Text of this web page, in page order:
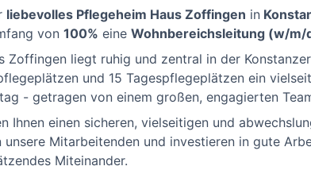
liebevolles Pflegeheim Haus Zoffingen in
von 100% eine Wohnbereichsleitung (w/m/
Zoffingen liegt ruhig und zentral in der
und 15 Tagespflegeplätzen ein
- getragen von einem großen, engagierten
Ihnen einen sicheren, vielseitigen und
unsere Mitarbeitenden und investieren in gute
Miteinander.